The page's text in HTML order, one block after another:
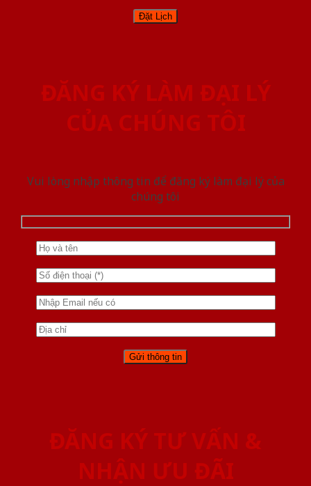
ĐĂNG KÝ LÀM ĐẠI LÝ
CỦA CHÚNG TÔI
Vui lòng nhập thông tin để đăng ký làm đại lý của
chúng tôi
ĐĂNG KÝ TƯ VẤN &
NHẬN ƯU ĐÃI